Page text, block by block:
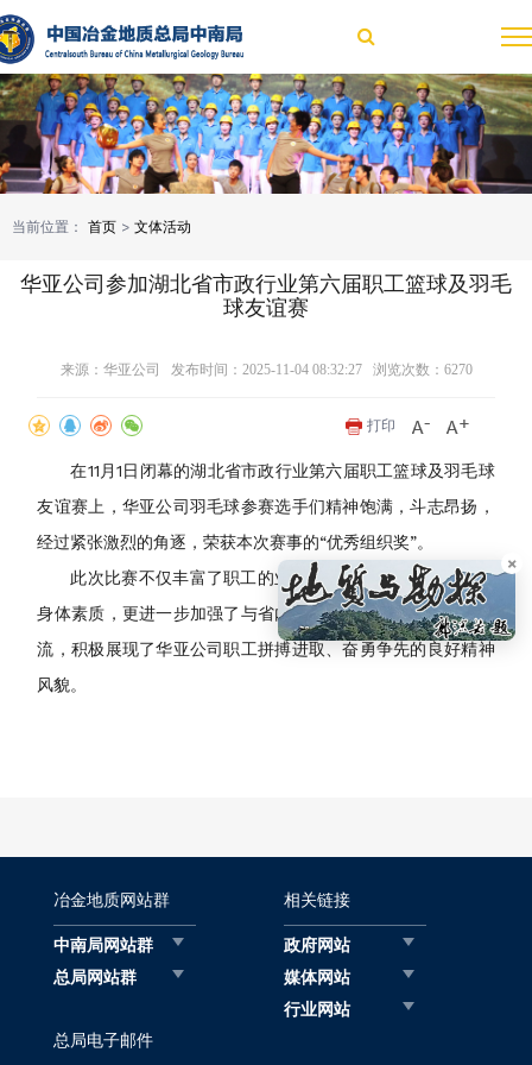
当前位置： 首页 > 文体活动
华亚公司参加湖北省市政行业第六届职工篮球及羽毛
球友谊赛
来源：华亚公司 发布时间：2025-11-04 08:32:27 浏览次数： 6270
打印
在11月1日闭幕的湖北省市政行业第六届职工篮球及羽毛球
友谊赛上，华亚公司羽毛球参赛选手们精神饱满，斗志昂扬，
经过紧张激烈的角逐，荣获本次赛事的“优秀组织奖”。
此次比赛不仅丰富了职工的业余文化生活，增强了团队的
身体素质，更进一步加强了与省内同行业单位之间的沟通与交
流，积极展现了华亚公司职工拼搏进取、奋勇争先的良好精神
风貌。
×
冶金地质网站群
中南局网站群
总局网站群
相关链接
政府网站
媒体网站
行业网站
总局电子邮件